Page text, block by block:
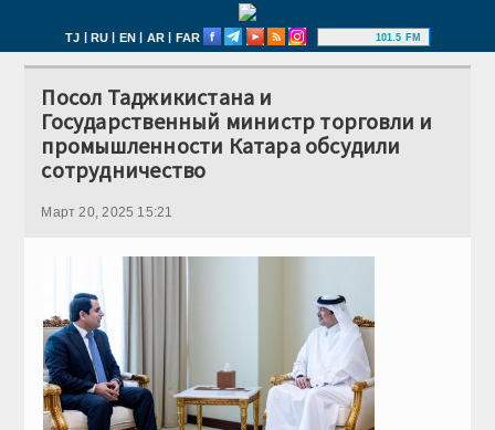
TJ | RU | EN | AR | FAR 101.5 FM
Посол Таджикистана и
Государственный министр торговли и
промышленности Катара обсудили
сотрудничество
Март 20, 2025 15:21